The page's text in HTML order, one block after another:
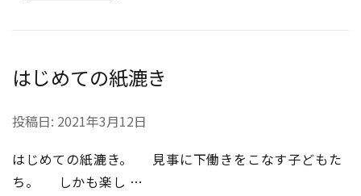
はじめての紙漉き
投稿日: 2021年3月12日
はじめての紙漉き。 見事に下働きをこなす子どもた
ち。 しかも楽し …